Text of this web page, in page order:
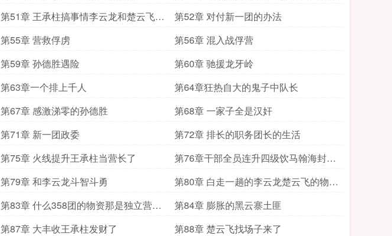
第51章 王承柱搞事情李云龙和楚云飞背
锅
第52章 对付新一团的办法
第55章 营救俘虏
第56章 混入战俘营
第59章 孙德胜遇险
第60章 驰援龙牙岭
第63章一个排上千人
第64章狂热自大的鬼子中队长
第67章 感激涕零的孙德胜
第68章 一家子全是汉奸
第71章 新一团政委
第72章 排长的职务团长的生活
第75章 火线提升王承柱当营长了
第76章干部全员连升四级饮马翰海封狼
居胥的诱惑
第79章 和李云龙斗智斗勇
第80章 白走一趟的李云龙楚云飞的物资
被抢
第83章 什么358团的物资那是独立营的
战利品
第84章 膨胀的黑云寨土匪
第87章 大丰收王承柱发财了
第88章 楚云飞找场子来了